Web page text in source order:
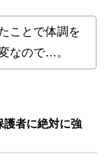
ことで体調を
なので…。
護者に絶対に強